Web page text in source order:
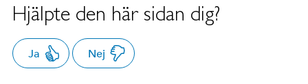
Hjälpte den här sidan dig?
Ja Nej